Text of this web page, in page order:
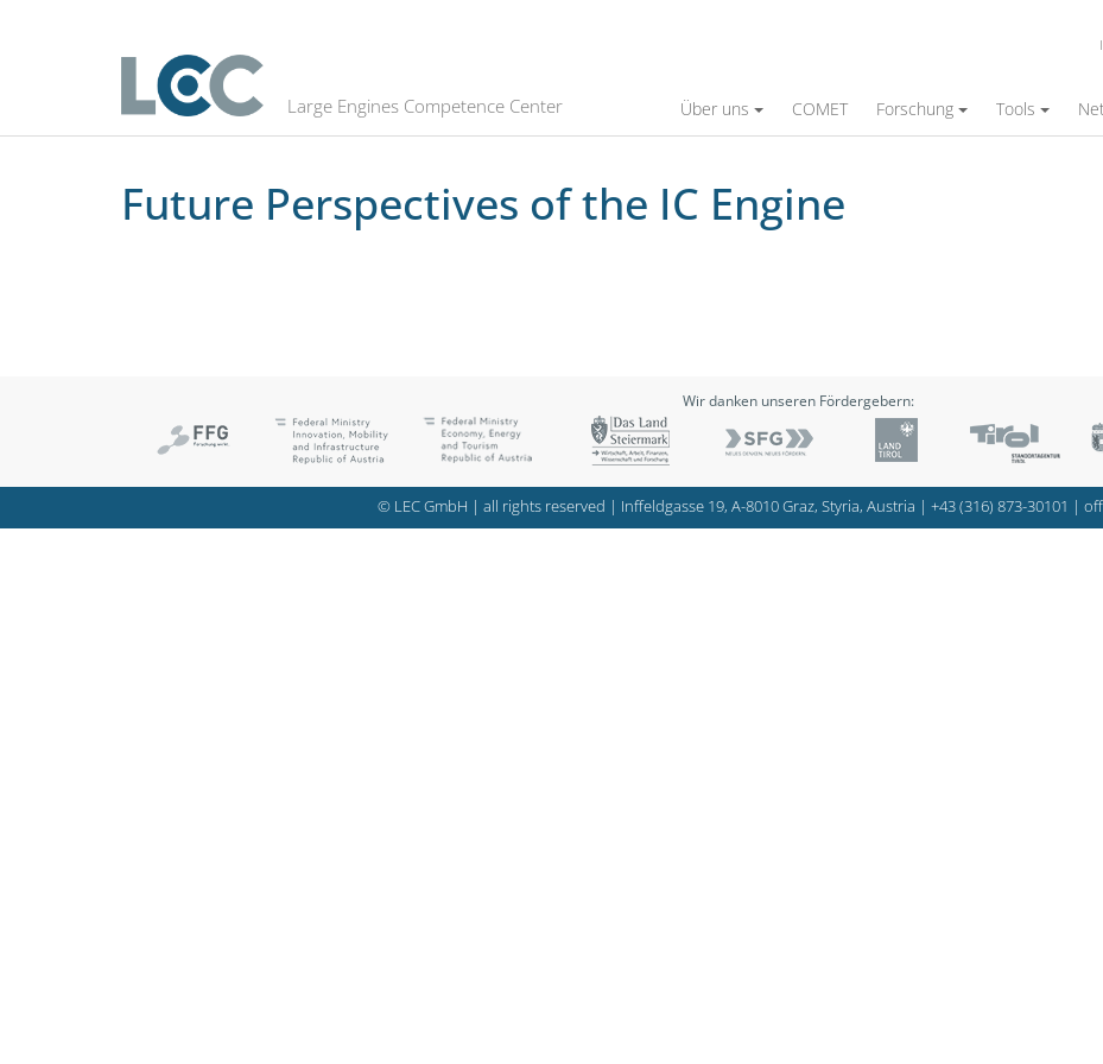
Large Engines Competence Center Über uns COMET Forschung Tools
Future Perspectives of the IC Engine
Future Perspectives of the IC Engine
Wir danken unseren Fördergebern:
© LEC GmbH | all rights reserved | Inffeldgasse 19, A-8010 Graz, Styria, Austria | +43 (316) 873-30101 |